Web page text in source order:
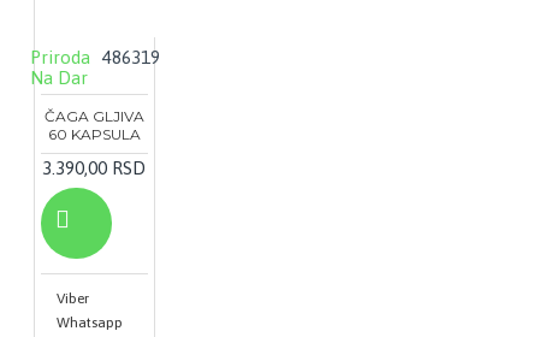
Priroda
Na Dar
486319
ČAGA GLJIVA
60 KAPSULA
3.390,00 RSD
Viber
Whatsapp